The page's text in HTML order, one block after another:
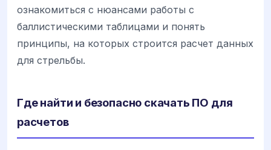
ознакомиться с нюансами работы с
баллистическими таблицами и понять
принципы, на которых строится расчет данных
для стрельбы.
Где найти и безопасно скачать ПО для
расчетов